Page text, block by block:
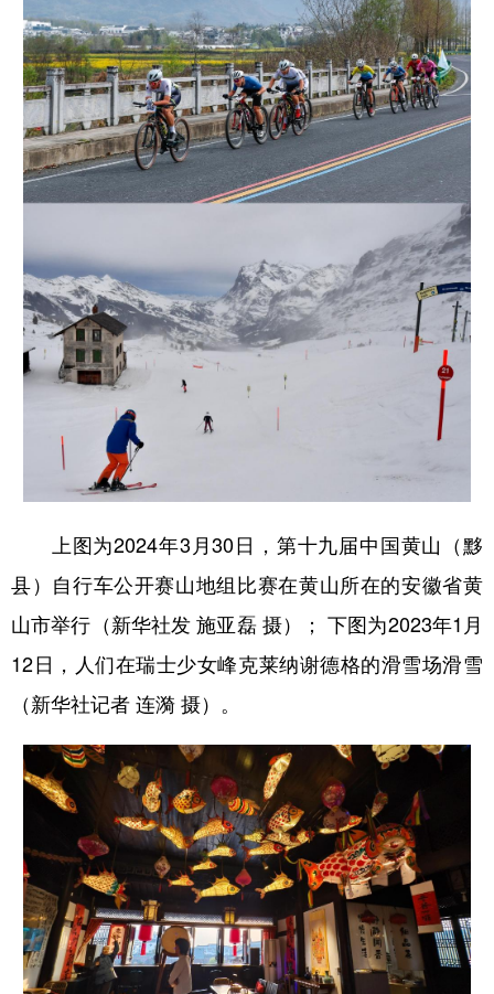
上图为2024年3月30日，第十九届中国黄山（黟
县）自行车公开赛山地组比赛在黄山所在的安徽省黄
山市举行（新华社发 施亚磊 摄）； 下图为2023年1月
12日，人们在瑞士少女峰克莱纳谢德格的滑雪场滑雪
（新华社记者 连漪 摄）。